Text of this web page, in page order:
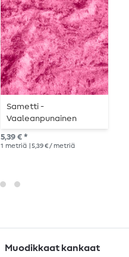
Sametti -
Vaaleanpunainen
5,39 € *
1 metriä | 5,39 € / metriä
Muodikkaat kankaat